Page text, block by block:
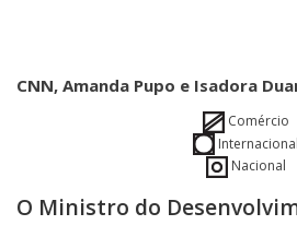
CNN, Amanda Pupo e Isadora
Comércio
Internacional
Nacional
O Ministro do